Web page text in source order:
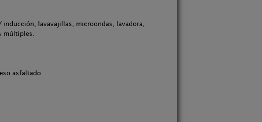
lavavajillas, microondas, lavadora,
múltiples.
asfaltado.